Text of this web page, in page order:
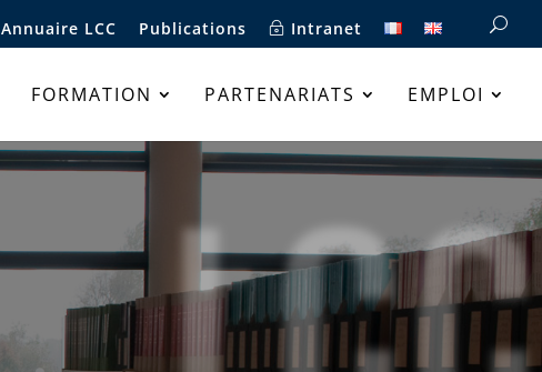
Annuaire LCC Publications Intranet
FORMATION PARTENARIATS EMPLOI